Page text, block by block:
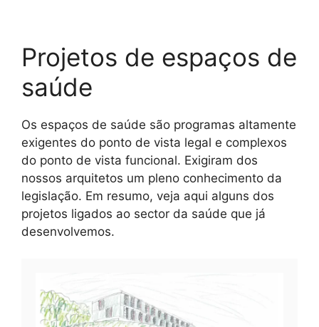
Projetos de espaços de
saúde
Os espaços de saúde são programas altamente
exigentes do ponto de vista legal e complexos
do ponto de vista funcional. Exigiram dos
nossos arquitetos um pleno conhecimento da
legislação. Em resumo, veja aqui alguns dos
projetos ligados ao sector da saúde que já
desenvolvemos.